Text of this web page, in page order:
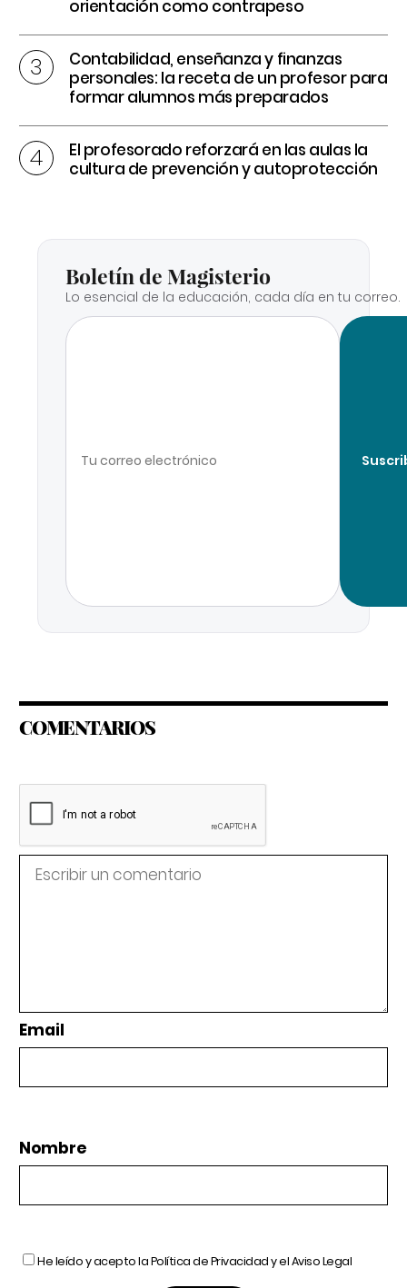
orientación como contrapeso
Contabilidad, enseñanza y finanzas
personales: la receta de un profesor para
formar alumnos más preparados
El profesorado reforzará en las aulas la
cultura de prevención y autoprotección
Boletín de Magisterio
Lo esencial de la educación, cada día en tu correo.
COMENTARIOS
Email
Nombre
He leído y acepto laPolítica de Privacidady elAviso Legal